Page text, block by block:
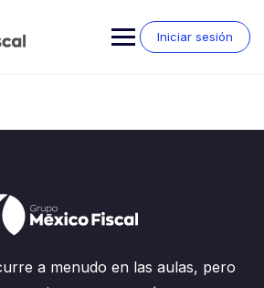
Iniciar sesión
a menudo en las aulas, pero